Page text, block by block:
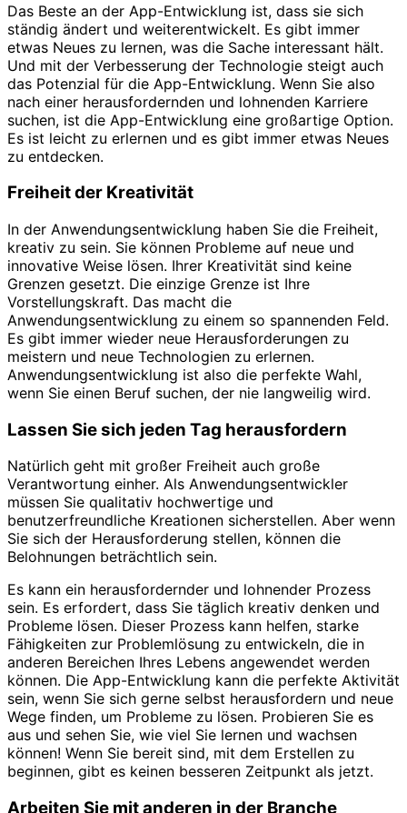
Das Beste an der App-Entwicklung ist, dass sie sich
ständig ändert und weiterentwickelt. Es gibt immer
etwas Neues zu lernen, was die Sache interessant hält.
Und mit der Verbesserung der Technologie steigt auch
das Potenzial für die App-Entwicklung. Wenn Sie also
nach einer herausfordernden und lohnenden Karriere
suchen, ist die App-Entwicklung eine großartige Option.
Es ist leicht zu erlernen und es gibt immer etwas Neues
zu entdecken.
Freiheit der Kreativität
In der Anwendungsentwicklung haben Sie die Freiheit,
kreativ zu sein. Sie können Probleme auf neue und
innovative Weise lösen. Ihrer Kreativität sind keine
Grenzen gesetzt. Die einzige Grenze ist Ihre
Vorstellungskraft. Das macht die
Anwendungsentwicklung zu einem so spannenden Feld.
Es gibt immer wieder neue Herausforderungen zu
meistern und neue Technologien zu erlernen.
Anwendungsentwicklung ist also die perfekte Wahl,
wenn Sie einen Beruf suchen, der nie langweilig wird.
Lassen Sie sich jeden Tag herausfordern
Natürlich geht mit großer Freiheit auch große
Verantwortung einher. Als Anwendungsentwickler
müssen Sie qualitativ hochwertige und
benutzerfreundliche Kreationen sicherstellen. Aber wenn
Sie sich der Herausforderung stellen, können die
Belohnungen beträchtlich sein.
Es kann ein herausfordernder und lohnender Prozess
sein. Es erfordert, dass Sie täglich kreativ denken und
Probleme lösen. Dieser Prozess kann helfen, starke
Fähigkeiten zur Problemlösung zu entwickeln, die in
anderen Bereichen Ihres Lebens angewendet werden
können. Die App-Entwicklung kann die perfekte Aktivität
sein, wenn Sie sich gerne selbst herausfordern und neue
Wege finden, um Probleme zu lösen. Probieren Sie es
aus und sehen Sie, wie viel Sie lernen und wachsen
können! Wenn Sie bereit sind, mit dem Erstellen zu
beginnen, gibt es keinen besseren Zeitpunkt als jetzt.
Arbeiten Sie mit anderen in der Branche